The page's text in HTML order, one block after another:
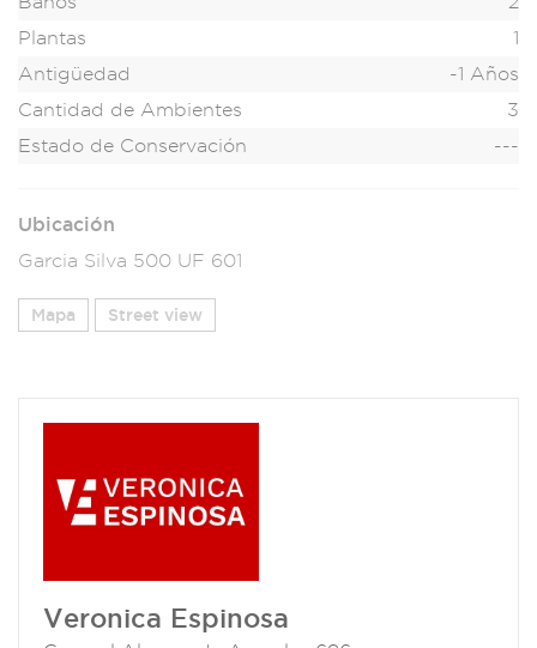
Plantas
1
Antigüedad
-1 Años
Cantidad de Ambientes
3
Estado de Conservación
---
Ubicación
Garcia Silva 500 UF 601
Mapa Street view
Veronica Espinosa